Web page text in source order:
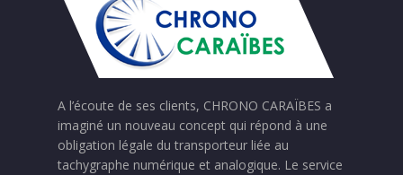
A l’écoute de ses clients, CHRONO CARAÏBES a
imaginé un nouveau concept qui répond à une
obligation légale du transporteur liée au
tachygraphe numérique et analogique. Le service